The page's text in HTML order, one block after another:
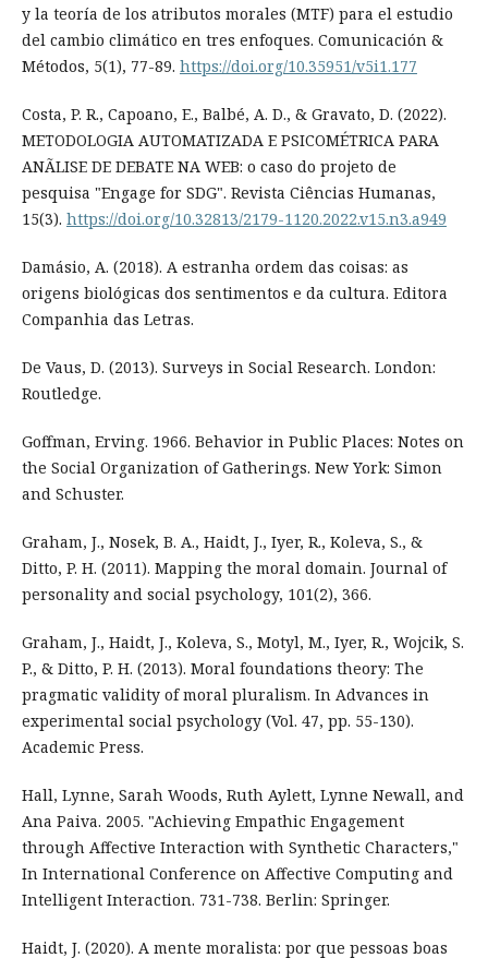
y la teoría de los atributos morales (MTF) para el estudio
del cambio climático en tres enfoques. Comunicación &
Métodos, 5(1), 77-89. https://doi.org/10.35951/v5i1.177
Costa, P. R., Capoano, E., Balbé, A. D., & Gravato, D. (2022).
METODOLOGIA AUTOMATIZADA E PSICOMÉTRICA PARA
ANÃLISE DE DEBATE NA WEB: o caso do projeto de
pesquisa "Engage for SDG". Revista Ciências Humanas,
15(3). https://doi.org/10.32813/2179-1120.2022.v15.n3.a949
Damásio, A. (2018). A estranha ordem das coisas: as
origens biológicas dos sentimentos e da cultura. Editora
Companhia das Letras.
De Vaus, D. (2013). Surveys in Social Research. London:
Routledge.
Goffman, Erving. 1966. Behavior in Public Places: Notes on
the Social Organization of Gatherings. New York: Simon
and Schuster.
Graham, J., Nosek, B. A., Haidt, J., Iyer, R., Koleva, S., &
Ditto, P. H. (2011). Mapping the moral domain. Journal of
personality and social psychology, 101(2), 366.
Graham, J., Haidt, J., Koleva, S., Motyl, M., Iyer, R., Wojcik, S.
P., & Ditto, P. H. (2013). Moral foundations theory: The
pragmatic validity of moral pluralism. In Advances in
experimental social psychology (Vol. 47, pp. 55-130).
Academic Press.
Hall, Lynne, Sarah Woods, Ruth Aylett, Lynne Newall, and
Ana Paiva. 2005. "Achieving Empathic Engagement
through Affective Interaction with Synthetic Characters,"
In International Conference on Affective Computing and
Intelligent Interaction. 731-738. Berlin: Springer.
Haidt, J. (2020). A mente moralista: por que pessoas boas